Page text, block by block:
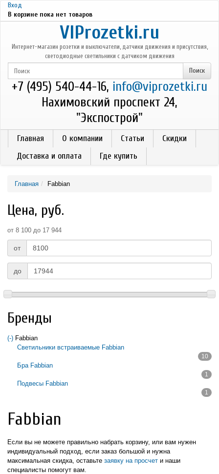
Перейти к основному содержанию
Вход
В корзине пока нет товаров
VIProzetki.ru
Интернет-магазин розетки и выключатели, датчики движения и присутствия,
светодиодные светильники с датчиком движения
+7 (495) 540-44-16, info@viprozetki.ru
Нахимовский проспект 24,
"Экспострой"
Главная О компании Статьи
Скидки
Доставка и оплата
Где купить
Главная Fabbian
Цена, руб.
от 8 100 до 17 944
от
до
Бренды
(-) Remove Fabbian filter
Fabbian
Светильники встраиваемые Fabbian
10
Apply Светильники встраиваемые Fabbian filter
Бра Fabbian
1
Apply Бра Fabbian filter
Подвесы Fabbian
1
Fabbian
Если вы не можете правильно набрать корзину, или вам нужен
индивидуальный подход, если заказ большой и нужна
максимальная скидка, оставьте заявку на просчет и наши
специалисты помогут вам.